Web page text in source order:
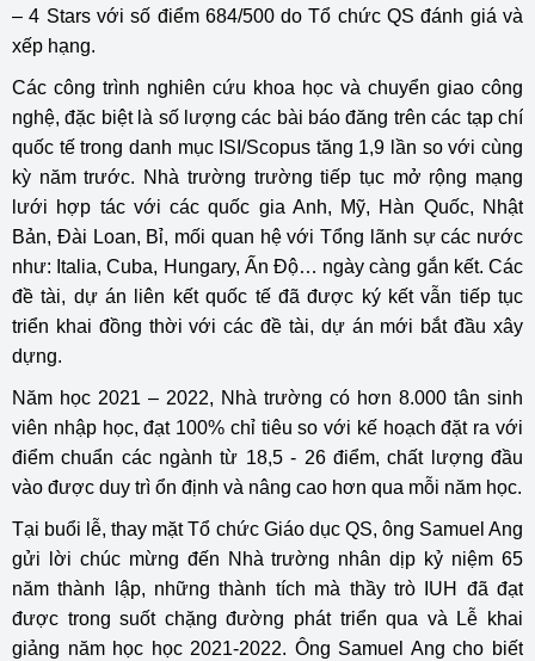
– 4 Stars với số điểm 684/500 do Tổ chức QS đánh giá và
xếp hạng.
Các công trình nghiên cứu khoa học và chuyển giao công
nghệ, đặc biệt là số lượng các bài báo đăng trên các tạp chí
quốc tế trong danh mục ISI/Scopus tăng 1,9 lần so với cùng
kỳ năm trước. Nhà trường trường tiếp tục mở rộng mạng
lưới hợp tác với các quốc gia Anh, Mỹ, Hàn Quốc, Nhật
Bản, Đài Loan, Bỉ, mối quan hệ với Tổng lãnh sự các nước
như: Italia, Cuba, Hungary, Ấn Độ… ngày càng gắn kết. Các
đề tài, dự án liên kết quốc tế đã được ký kết vẫn tiếp tục
triển khai đồng thời với các đề tài, dự án mới bắt đầu xây
dựng.
Năm học 2021 – 2022, Nhà trường có hơn 8.000 tân sinh
viên nhập học, đạt 100% chỉ tiêu so với kế hoạch đặt ra với
điểm chuẩn các ngành từ 18,5 - 26 điểm, chất lượng đầu
vào được duy trì ổn định và nâng cao hơn qua mỗi năm học.
Tại buổi lễ, thay mặt Tổ chức Giáo dục QS, ông Samuel Ang
gửi lời chúc mừng đến Nhà trường nhân dịp kỷ niệm 65
năm thành lập, những thành tích mà thầy trò IUH đã đạt
được trong suốt chặng đường phát triển qua và Lễ khai
giảng năm học học 2021-2022. Ông Samuel Ang cho biết